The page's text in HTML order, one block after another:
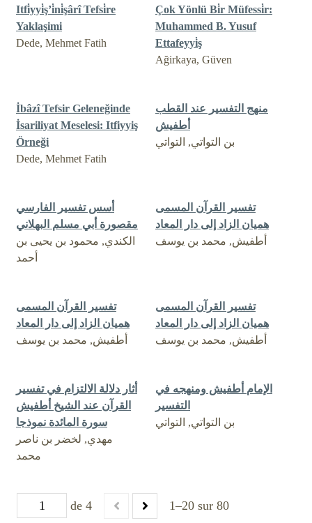
Itfi̇yyi̇ş’i̇ni̇şârî Tefsi̇re
Yaklaşimi
Dede, Mehmet Fatih
Çok Yönlü Bi̇r Müfessi̇r:
Muhammed B. Yusuf
Ettafeyyi̇ş
Ağirkaya, Güven
İbâzî Tefsir Geleneğinde
İsariliyat Meselesi: Itfiyyiş
Örneği
Dede, Mehmet Fatih
منهج التفسير عند القطب
أطفيش
بن التواتي, التواتي
أسس تفسير الفارسي
مقصورة أبي مسلم البهلاني
الكندي, محمود بن يحيى بن
أحمد
تفسير القرآن المسمى
هميان الزاد إلى دار المعاد
أطفيش, محمد بن يوسف
تفسير القرآن المسمى
هميان الزاد إلى دار المعاد
أطفيش, محمد بن يوسف
تفسير القرآن المسمى
هميان الزاد إلى دار المعاد
أطفيش, محمد بن يوسف
أثار دلالة الالتزام في تفسير
القرآن عند الشيخ أطفيش
سورة المائدة نموذجا
مهدي, لخضر بن ناصر
محمد
الإمام أطفيش ومنهجه في
التفسير
بن التواتي, التواتي
de 4 1–20 sur 80